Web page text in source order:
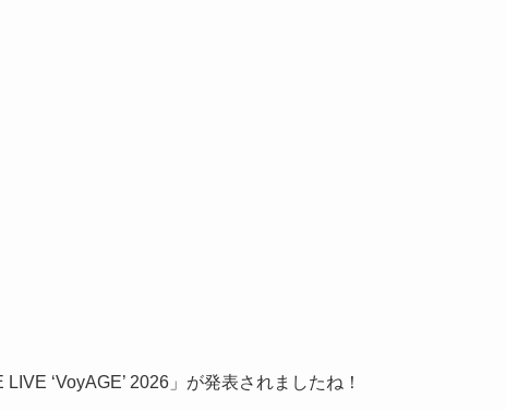
‘VoyAGE’ 2026」が発表されましたね！